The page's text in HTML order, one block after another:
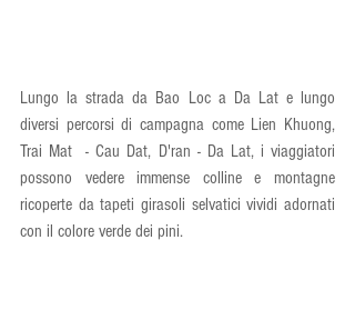
Lungo la strada da Bao Loc a Da Lat e lungo
diversi percorsi di campagna come Lien Khuong,
Trai Mat  - Cau Dat, D'ran - Da Lat, i viaggiatori
possono vedere immense colline e montagne
ricoperte da tapeti girasoli selvatici vividi adornati
con il colore verde dei pini.